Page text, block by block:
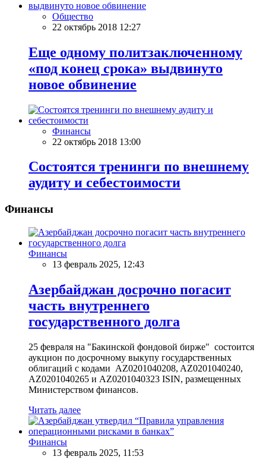
Общество
22 октябрь 2018 12:27
Еще одному политзаключенному
«под конец срока» выдвинуто
новое обвинение
Финансы
22 октябрь 2018 13:00
Состоятся тренинги по внешнему
аудиту и себестоимости
Финансы
Финансы
13 февраль 2025, 12:43
Азербайджан досрочно погасит
часть внутреннего
государственного долга
25 февраля на "Бакинской фондовой бирже" состоится
аукцион по досрочному выкупу государственных
облигаций с кодами AZ0201040208, AZ0201040240,
AZ0201040265 и AZ0201040323 ISIN, размещенных
Министерством финансов.
Читать далее
Финансы
13 февраль 2025, 11:53